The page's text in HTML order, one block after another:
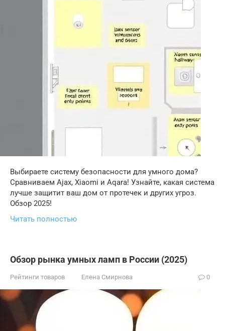
Выбираете систему безопасности для умного дома?
Сравниваем Ajax, Xiaomi и Aqara! Узнайте, какая система
лучше защитит ваш дом от протечек и других угроз.
Обзор 2025!
Читать полностью
Обзор рынка умных ламп в России (2025)
Рейтинги товаров Елена Смирнова 0